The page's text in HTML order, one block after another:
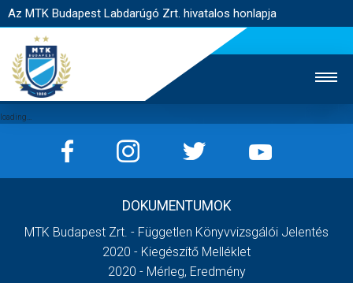
Az MTK Budapest Labdarúgó Zrt. hivatalos honlapja
JEGYÉRTÉKESÍTÉS
WEBSHOP
EGYESÜLET
KAPCSOLAT
DOKUMENTUMOK
MTK Budapest Zrt. - Független Könyvvizsgálói Jelentés
2020 - Kiegészítő Melléklet
2020 - Mérleg, Eredmény